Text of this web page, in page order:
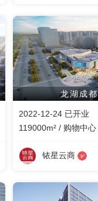
龙湖成
2022-12-24 已开业
119000m² / 购物中心
铱星云商